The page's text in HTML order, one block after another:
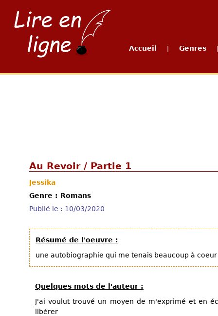
Accueil Genres
Au Revoir / Partie 1
Jessika
Genre : Romans
Publié le : 10/03/2020
Résumé de l'oeuvre :
une autobiographie qui me tenais beaucoup à coeur
Quelques mots de l'auteur :
J'ai voulut trouvé un moyen de m'exprimé et en
libérer